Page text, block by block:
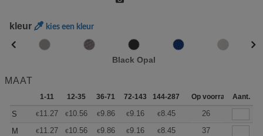
kleur kies een kleur
Black Opal
MAAT
1-11 12-35 36-71 72-143 144-287 288 + Meer
Op voorraadAant.
S €11.27 €10.56 €9.86 €9.16 €8.45 8.1026
M
€11.27 €10.56 €9.86 €9.16 €8.45 8.1037